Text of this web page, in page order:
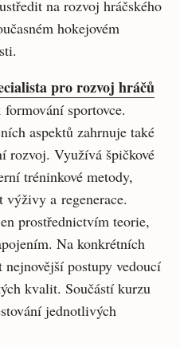
na rozvoj hráčského
hokejovém
pro rozvoj hráčů
sportovce.
aspektů zahrnuje také
rozvoj. Využívá špičkové
tréninkové metody,
a regenerace.
prostřednictvím teorie,
Na konkrétních
postupy vedoucí
kvalit. Součástí kurzu
jednotlivých